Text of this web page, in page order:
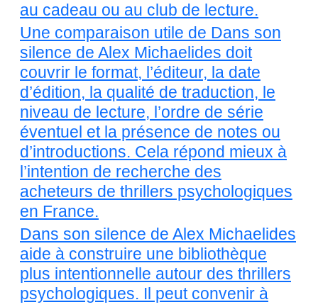
au cadeau ou au club de lecture.
Une comparaison utile de Dans son
silence de Alex Michaelides doit
couvrir le format, l’éditeur, la date
d’édition, la qualité de traduction, le
niveau de lecture, l’ordre de série
éventuel et la présence de notes ou
d’introductions. Cela répond mieux à
l’intention de recherche des
acheteurs de thrillers psychologiques
en France.
Dans son silence de Alex Michaelides
aide à construire une bibliothèque
plus intentionnelle autour des thrillers
psychologiques. Il peut convenir à